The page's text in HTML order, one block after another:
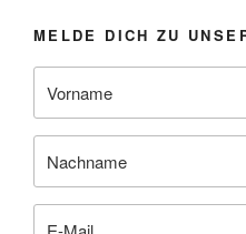
MELDE DICH ZU